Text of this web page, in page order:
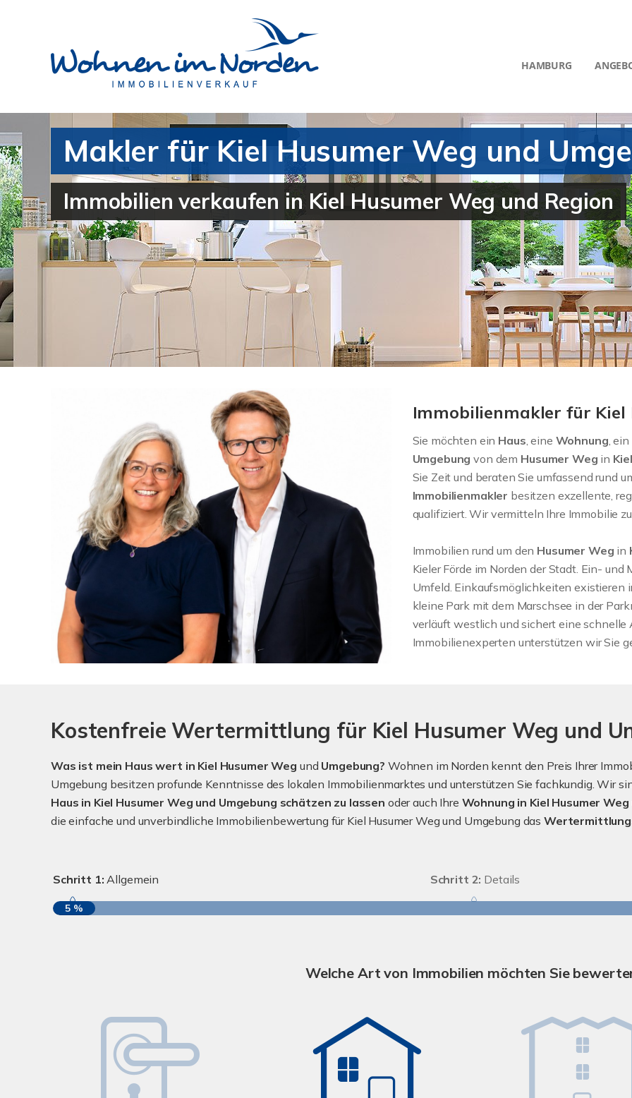
HAMBURG
Makler für Kiel Husumer Weg und
Immobilien verkaufen in Kiel Husumer Weg und Region
Immobilienmakler für Kiel
Sie möchten ein Haus, eine Wohnung, ein
Umgebungvon dem Husumer Weg in
Sie Zeit und beraten Sie umfassend rund
Immobilienmakler besitzen exzellente,
qualifiziert. Wir vermitteln Ihre Immobilie
Immobilien rund um den Husumer Weg in
Kieler Förde im Norden der Stadt. Ein-
Umfeld. Einkaufsmöglichkeiten existieren
kleine Park mit dem Marschsee in der
verläuft westlich und sichert eine schnelle
Immobilienexperten unterstützen wir Sie
Kostenfreie Wertermittlung für Kiel Husumer Weg und
Was ist mein Haus wert in Kiel Husumer Weg und Umgebung? Wohnen im Norden kennt den Preis Ihrer
Umgebung besitzen profunde Kenntnisse des lokalen Immobilienmarktes und unterstützen Sie fachkundig. Wir
Haus in Kiel Husumer Weg und Umgebung schätzen zu lassen oder auch Ihre Wohnung in Kiel Husumer
die einfache und unverbindliche Immobilienbewertung für Kiel Husumer Weg und Umgebung das
Schritt 1: Allgemein Schritt 2: Details
5 %
Welche Art von Immobilien möchten Sie